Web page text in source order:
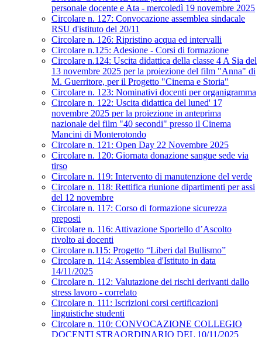
personale docente e Ata - mercoledì 19 novembre 2025
Circolare n. 127: Convocazione assemblea sindacale
RSU d'istituto del 20/11
Circolare n. 126: Ripristino acqua ed intervalli
Circolare n.125: Adesione - Corsi di formazione
Circolare n.124: Uscita didattica della classe 4 A Sia del
13 novembre 2025 per la proiezione del film "Anna" di
M. Guerritore, per il Progetto "Cinema e Storia"
Circolare n. 123: Nominativi docenti per organigramma
Circolare n. 122: Uscita didattica del luned' 17
novembre 2025 per la proiezione in anteprima
nazionale del film "40 secondi" presso il Cinema
Mancini di Monterotondo
Circolare n. 121: Open Day 22 Novembre 2025
Circolare n. 120: Giornata donazione sangue sede via
tirso
Circolare n. 119: Intervento di manutenzione del verde
Circolare n. 118: Rettifica riunione dipartimenti per assi
del 12 novembre
Circolare n. 117: Corso di formazione sicurezza
preposti
Circolare n. 116: Attivazione Sportello d’Ascolto
rivolto ai docenti
Circolare n.115: Progetto “Liberi dal Bullismo”
Circolare n. 114: Assemblea d'Istituto in data
14/11/2025
Circolare n. 112: Valutazione dei rischi derivanti dallo
stress lavoro - correlato
Circolare n. 111: Iscrizioni corsi certificazioni
linguistiche studenti
Circolare n. 110: CONVOCAZIONE COLLEGIO
DOCENTI STRAORDINARIO DEL 10/11/2025